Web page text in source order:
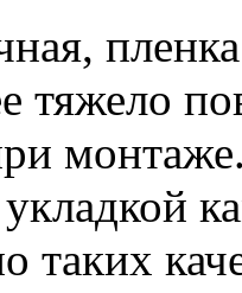
тяжело
таких